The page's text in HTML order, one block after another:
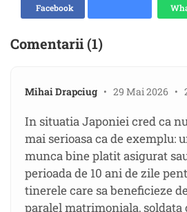
Facebook
Comentarii (1)
Mihai Drapciug • 29 Mai 2026 •
In situatia Japoniei cred ca
mai serioasa ca de exemplu:
munca bine platit asigurat
perioada de 10 ani de zile
tinerele care sa beneficieze
paralel matrimoniala, soldata